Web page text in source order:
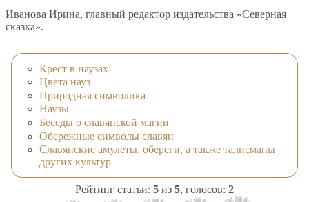
Иванова Ирина, главный редактор издательства «Северная
сказка».
Крест в наузах
Цвета науз
Природная символика
Наузы
Беседы о славянской магии
Обережные символы славян
Славянские амулеты, обереги, а также талисманы
других культур
Рейтинг статьи: 5 из 5, голосов: 2